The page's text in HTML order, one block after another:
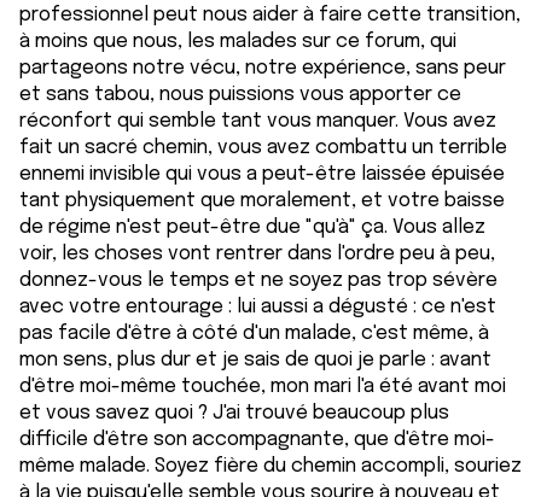
professionnel peut nous aider à faire cette transition,
à moins que nous, les malades sur ce forum, qui
partageons notre vécu, notre expérience, sans peur
et sans tabou, nous puissions vous apporter ce
réconfort qui semble tant vous manquer. Vous avez
fait un sacré chemin, vous avez combattu un terrible
ennemi invisible qui vous a peut-être laissée épuisée
tant physiquement que moralement, et votre baisse
de régime n'est peut-être due "qu'à" ça. Vous allez
voir, les choses vont rentrer dans l'ordre peu à peu,
donnez-vous le temps et ne soyez pas trop sévère
avec votre entourage : lui aussi a dégusté : ce n'est
pas facile d'être à côté d'un malade, c'est même, à
mon sens, plus dur et je sais de quoi je parle : avant
d'être moi-même touchée, mon mari l'a été avant moi
et vous savez quoi ? J'ai trouvé beaucoup plus
difficile d'être son accompagnante, que d'être moi-
même malade. Soyez fière du chemin accompli, souriez
à la vie puisqu'elle semble vous sourire à nouveau et